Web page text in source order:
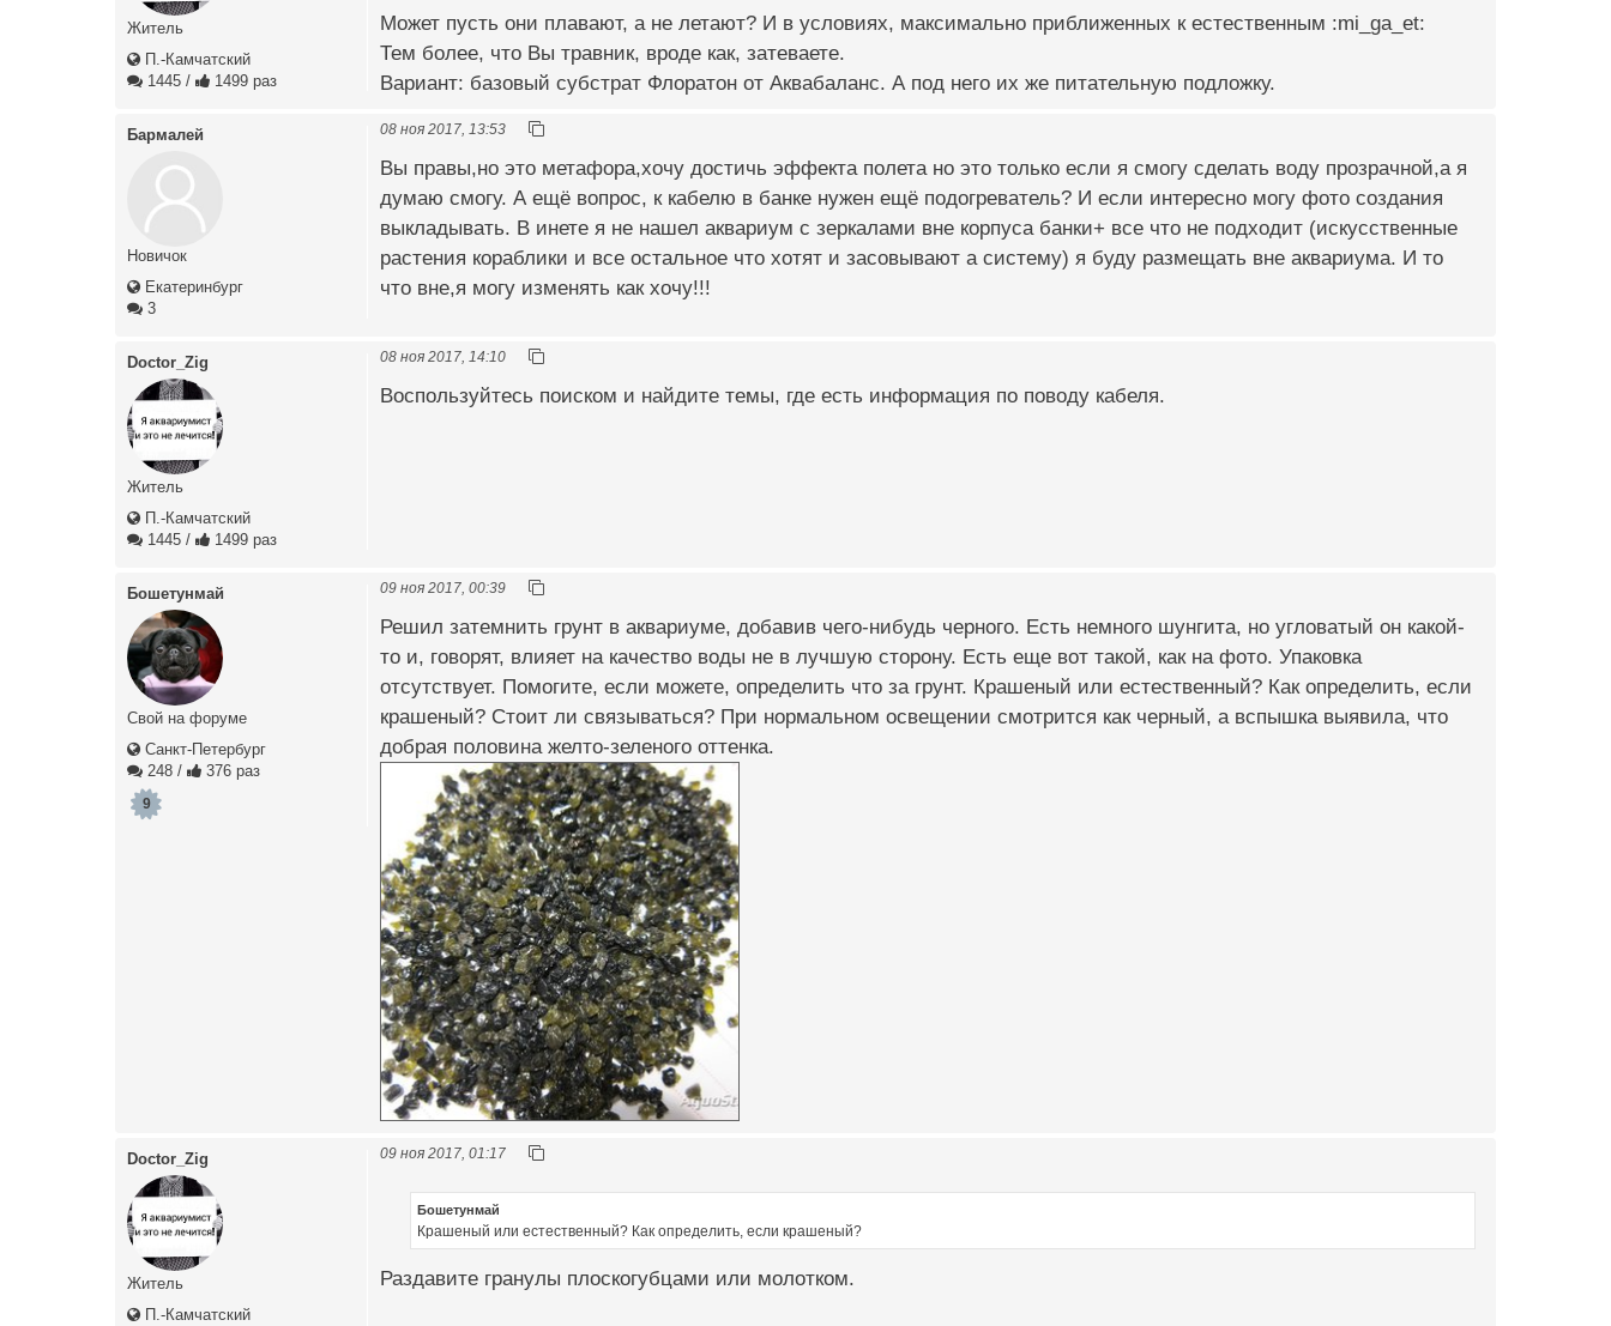
Житель
П.-Камчатский
1445 / 1499 раз
Может пусть они плавают, а не летают? И в условиях, максимально приближенных к естественным :mi_ga_et:
Тем более, что Вы травник, вроде как, затеваете.
Вариант: базовый субстрат Флоратон от Аквабаланс. А под него их же питательную подложку.
Бармалей
Новичок
Екатеринбург
3
08 ноя 2017, 13:53
Вы правы,но это метафора,хочу достичь эффекта полета но это только если я смогу сделать воду прозрачной,а я
думаю смогу. А ещё вопрос, к кабелю в банке нужен ещё подогреватель? И если интересно могу фото создания
выкладывать. В инете я не нашел аквариум с зеркалами вне корпуса банки+ все что не подходит (искусственные
растения кораблики и все остальное что хотят и засовывают а систему) я буду размещать вне аквариума. И то
что вне,я могу изменять как хочу!!!
Doctor_Zig
Житель
П.-Камчатский
1445 / 1499 раз
08 ноя 2017, 14:10
Воспользуйтесь поиском и найдите темы, где есть информация по поводу кабеля.
Бошетунмай
Свой на форуме
Санкт-Петербург
248 / 376 раз
9
09 ноя 2017, 00:39
Решил затемнить грунт в аквариуме, добавив чего-нибудь черного. Есть немного шунгита, но угловатый он какой-
то и, говорят, влияет на качество воды не в лучшую сторону. Есть еще вот такой, как на фото. Упаковка
отсутствует. Помогите, если можете, определить что за грунт. Крашеный или естественный? Как определить, если
крашеный? Стоит ли связываться? При нормальном освещении смотрится как черный, а вспышка выявила, что
добрая половина желто-зеленого оттенка.
Doctor_Zig
Житель
П.-Камчатский
09 ноя 2017, 01:17
Бошетунмай
Крашеный или естественный? Как определить, если крашеный?
Раздавите гранулы плоскогубцами или молотком.